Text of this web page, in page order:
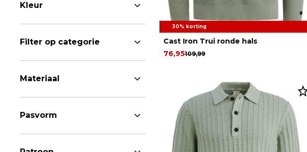
Kleur
Filter op categorie
Materiaal
Pasvorm
30% korting
Cast Iron Trui ronde hals
109,99
76,95